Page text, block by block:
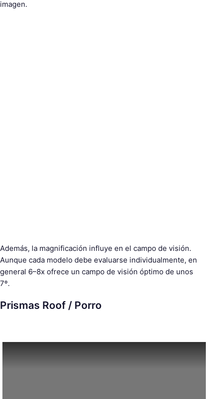
imagen.
Además, la magnificación influye en el campo de visión.
Aunque cada modelo debe evaluarse individualmente, en
general 6–8x ofrece un campo de visión óptimo de unos
7º.
Prismas Roof / Porro